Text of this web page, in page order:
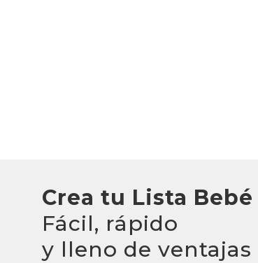
Crea tu Lista Bebé
Fácil, rápido
y lleno de ventajas